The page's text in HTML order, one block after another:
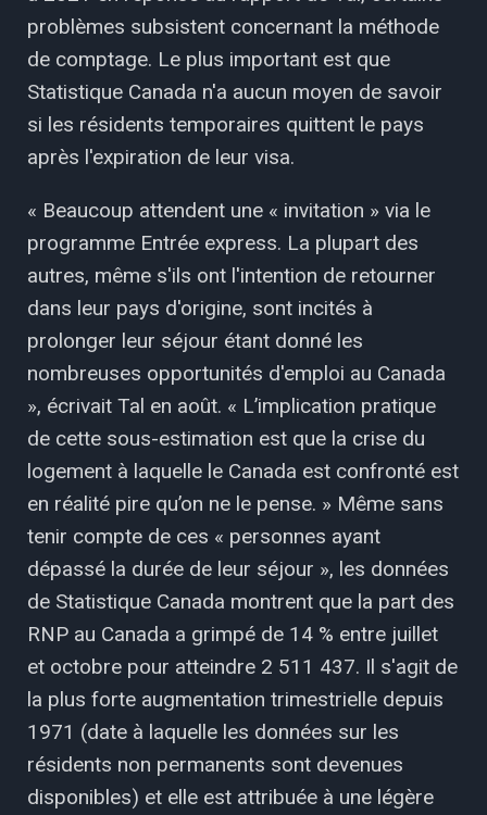
problèmes subsistent concernant la méthode
de comptage. Le plus important est que
Statistique Canada n'a aucun moyen de savoir
si les résidents temporaires quittent le pays
après l'expiration de leur visa.
« Beaucoup attendent une « invitation » via le
programme Entrée express. La plupart des
autres, même s'ils ont l'intention de retourner
dans leur pays d'origine, sont incités à
prolonger leur séjour étant donné les
nombreuses opportunités d'emploi au Canada
», écrivait Tal en août. « L’implication pratique
de cette sous-estimation est que la crise du
logement à laquelle le Canada est confronté est
en réalité pire qu’on ne le pense. » Même sans
tenir compte de ces « personnes ayant
dépassé la durée de leur séjour », les données
de Statistique Canada montrent que la part des
RNP au Canada a grimpé de 14 % entre juillet
et octobre pour atteindre 2 511 437. Il s'agit de
la plus forte augmentation trimestrielle depuis
1971 (date à laquelle les données sur les
résidents non permanents sont devenues
disponibles) et elle est attribuée à une légère